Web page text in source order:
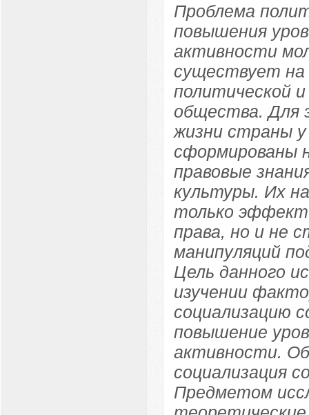
Проблема
повышения
активности
существует на
политической
общества. Для
жизни страны
сформированы
правовые
культуры. Их
только
права, но и не
манипуляций
Цель данного
изучении
социализацию
повышение
активности.
социализация
Предметом